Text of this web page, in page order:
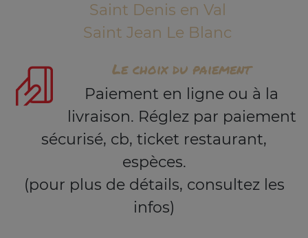
Saint Denis en Val
Saint Jean Le Blanc
Le choix du paiement
Paiement en ligne ou à la
livraison. Réglez par paiement
sécurisé, cb, ticket restaurant,
espèces.
(pour plus de détails, consultez les
infos)